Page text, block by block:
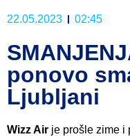
22.05.2023 02:45
ponovo
Ljubljani
Wizz Air je prošle zime i